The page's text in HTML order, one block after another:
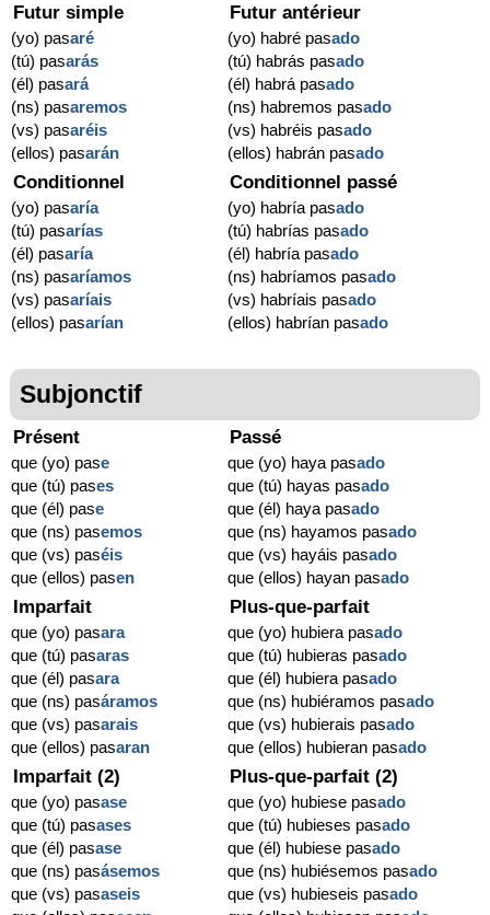
Futur simple
(yo) pasaré
(tú) pasarás
(él) pasará
(ns) pasaremos
(vs) pasaréis
(ellos) pasarán
Futur antérieur
(yo) habré pasado
(tú) habrás pasado
(él) habrá pasado
(ns) habremos pasado
(vs) habréis pasado
(ellos) habrán pasado
Conditionnel
(yo) pasaría
(tú) pasarías
(él) pasaría
(ns) pasaríamos
(vs) pasaríais
(ellos) pasarían
Conditionnel passé
(yo) habría pasado
(tú) habrías pasado
(él) habría pasado
(ns) habríamos pasado
(vs) habríais pasado
(ellos) habrían pasado
Subjonctif
Présent
que (yo) pase
que (tú) pases
que (él) pase
que (ns) pasemos
que (vs) paséis
que (ellos) pasen
Passé
que (yo) haya pasado
que (tú) hayas pasado
que (él) haya pasado
que (ns) hayamos pasado
que (vs) hayáis pasado
que (ellos) hayan pasado
Imparfait
que (yo) pasara
que (tú) pasaras
que (él) pasara
que (ns) pasáramos
que (vs) pasarais
que (ellos) pasaran
Plus-que-parfait
que (yo) hubiera pasado
que (tú) hubieras pasado
que (él) hubiera pasado
que (ns) hubiéramos pasado
que (vs) hubierais pasado
que (ellos) hubieran pasado
Imparfait (2)
que (yo) pasase
que (tú) pasases
que (él) pasase
que (ns) pasásemos
que (vs) pasaseis
Plus-que-parfait (2)
que (yo) hubiese pasado
que (tú) hubieses pasado
que (él) hubiese pasado
que (ns) hubiésemos pasado
que (vs) hubieseis pasado